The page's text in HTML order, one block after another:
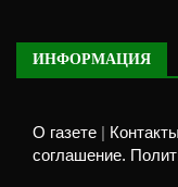
ИНФОРМАЦИЯ
О газете | Контакты
соглашение.